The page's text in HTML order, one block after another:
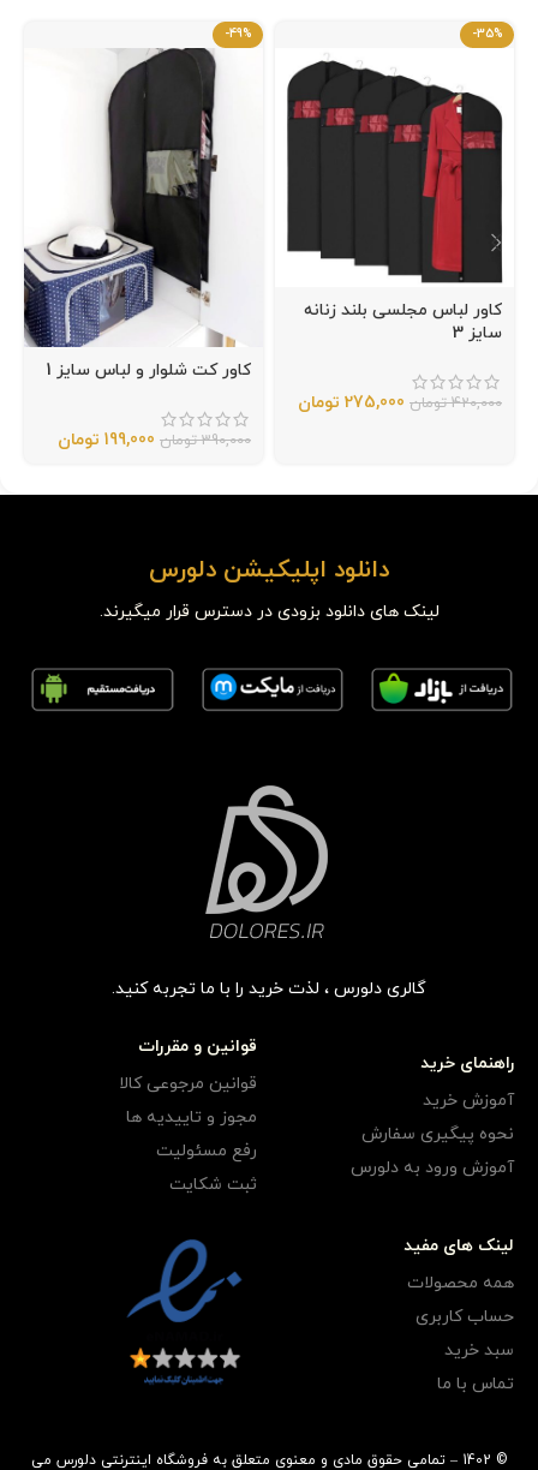
-35%
کاور لباس مجلسی بلند زنانه
سایز 3
420,000 تومان 275,000 تومان
-49%
کاور کت شلوار و لباس سایز 1
390,000 تومان 199,000 تومان
دانلود اپلیکیشن دلورس
لینک های دانلود بزودی در دسترس قرار میگیرند.
گالری دلورس ، لذت خرید را با ما تجربه کنید.
راهنمای خرید
آموزش خرید
نحوه پیگیری سفارش
آموزش ورود به دلورس
قوانین و مقررات
قوانین مرجوعی کالا
مجوز و تاییدیه ها
رفع مسئولیت
ثبت شکایت
لینک های مفید
همه محصولات
حساب کاربری
سبد خرید
تماس با ما
© 1402 – تمامی حقوق مادی و معنوی متعلق به فروشگاه اینترنتی دلورس می